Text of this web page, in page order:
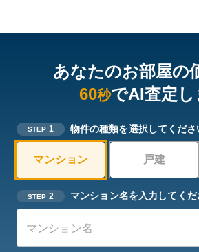
あなたのお部屋の
60秒でAI査定し
STEP 1 物件の種類を選択してくださ
マンション 戸建
STEP 2 マンション名を入力してくだ